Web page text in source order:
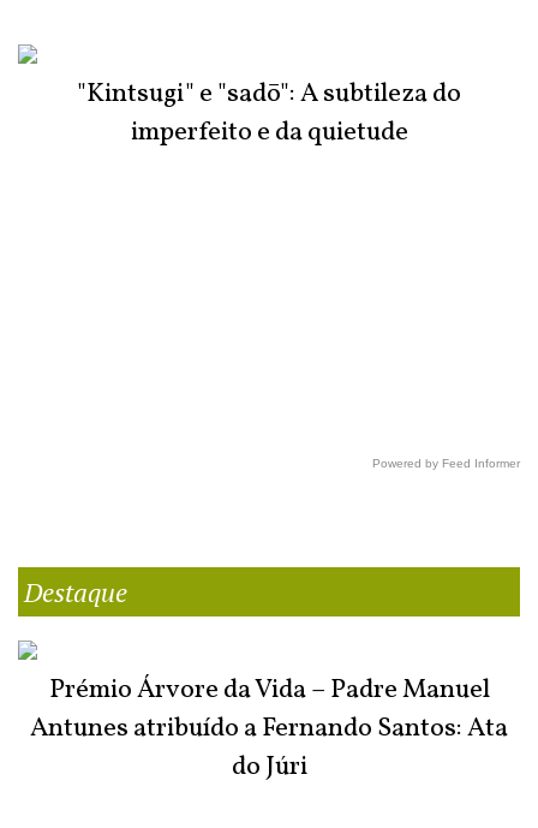
"Kintsugi" e "sadō": A subtileza do
imperfeito e da quietude
Powered by Feed Informer
Destaque
Prémio Árvore da Vida – Padre Manuel
Antunes atribuído a Fernando Santos: Ata
do Júri